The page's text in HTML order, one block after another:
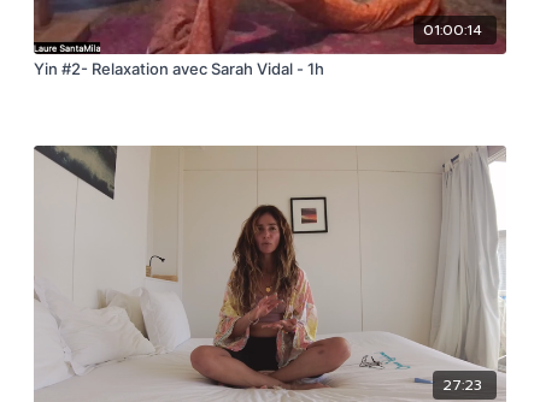
01:00:14
Yin #2- Relaxation avec Sarah Vidal - 1h
27:23